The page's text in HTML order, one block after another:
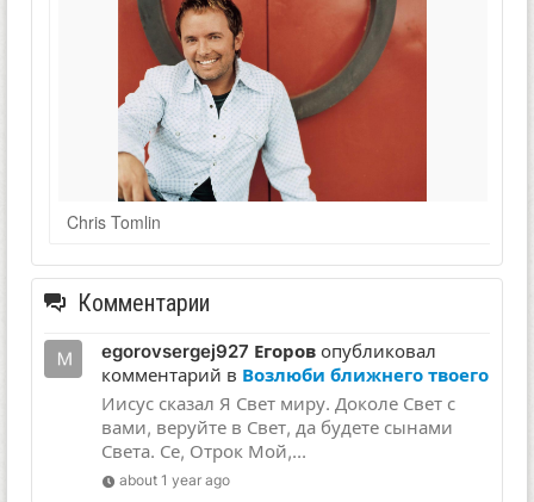
Chris Tomlin
Комментарии
egorovsergej927 Егоров опубликовал
комментарий в Возлюби ближнего твоего
Иисус сказал Я Свет миру. Доколе Свет с
вами, веруйте в Свет, да будете сынами
Света. Се, Отрок Мой,...
about 1 year ago